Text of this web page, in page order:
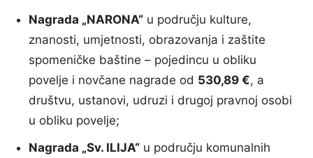
Nagrada „NARONA“ u području kulture,
znanosti, umjetnosti, obrazovanja i zaštite
spomeničke baštine – pojedincu u obliku
povelje i novčane nagrade od 530,89 €, a
društvu, ustanovi, udruzi i drugoj pravnoj osobi
u obliku povelje;
Nagrada „Sv. ILIJA“ u području komunalnih